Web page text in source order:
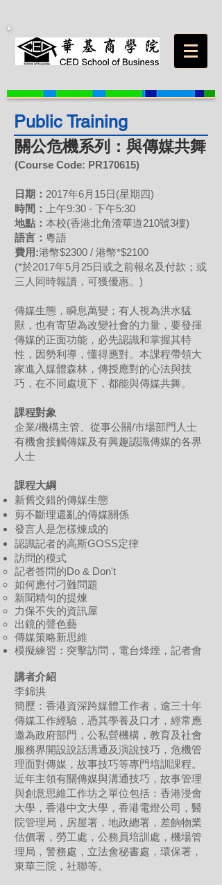
Public Training
關公危機系列：與傳媒共舞
(Course Code: PR170615)
日期： 2017年6月15日(星期四)
時間：
上午9:30 - 下午5:30
地點： 本校(香港北角渣華道210號3樓)
語言： 粵語
費用:港幣$2300 / 港幣*$2100
(*於2017年5月25日或之前報名及付款；或
三人同時報讀，可獲優惠。)
傳媒生態，瞬息萬變；有人視為洪水猛
獸，也有寄望為改變社會的力量，要發揮
傳媒的正面功能，必先認識和掌握其特
性，因勢利導，懂得應對。本課程帶領大
家進入媒體森林，傳授應對的心法與技
巧，在不同處境下，都能與傳媒共舞。
課程對象
企業/機構主管、從事公關/市場部門人士
有機會接觸傳媒及有興趣認識傳媒的各界
人士
課程大綱
新舊交錯的傳媒生態
剪不斷理還亂的傳媒關係
發言人是怎樣煉成的
認識記者的高斯GOSS定律
訪問的模式
記者答問的Do & Don't
如何應付刁難問題
新聞精句的提煉
力保不失的資訊屋
出鏡的聲色藝
傳媒策略新思維
模擬練習：突擊訪問，電台烽煙，記者會
講者介紹
李錦洪
簡歷：香港資深跨媒體工作者，逾三十年
傳媒工作經驗，憑其學養及口才，經常應
邀為政府部門，公私營機構，教育及社會
服務界開設說話溝通及演說技巧，危機管
理面對傳媒，故事技巧等專門培訓課程。
近年主領有關傳媒與溝通技巧，故事管理
與創意思維工作坊之單位包括：香港浸會
大學，香港中文大學，香港電燈公司，醫
院管理局，房屋署，地政總署，差餉物業
估價署，勞工處，公務員培訓處，機場管
理局，警務處，立法會秘書處，環保署，
東華三院，社聯等。